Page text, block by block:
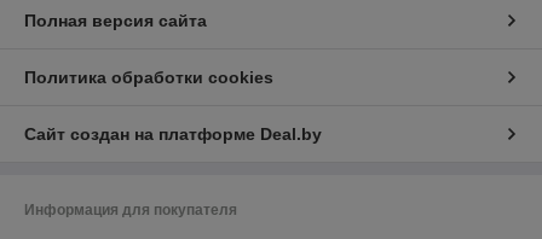
Полная версия сайта
Политика обработки cookies
Сайт создан на платформе Deal.by
Информация для покупателя